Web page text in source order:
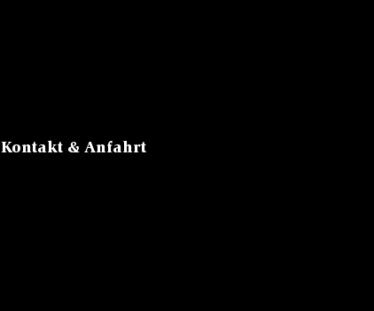
Kontakt & Anfahrt